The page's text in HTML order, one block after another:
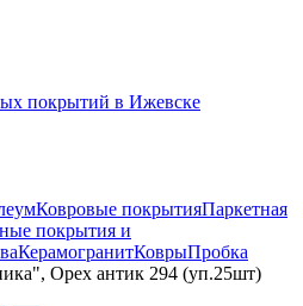
покрытий в Ижевске
Ковровые покрытияПаркетная
покрытия и
КерамогранитКоврыПробка
Орех антик 294 (уп.25шт)